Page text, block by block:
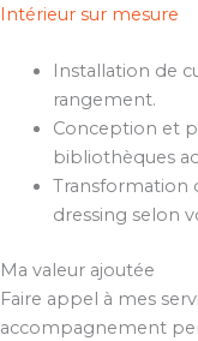
Intérieur sur mesure
Installation de
rangement.
Conception et
bibliothèques
Transformation
dressing selon
Ma valeur ajoutée
Faire appel à mes
accompagnement